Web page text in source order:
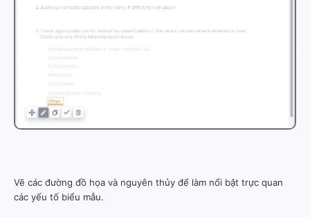
Vẽ các đường đồ họa và nguyên thủy để làm nổi bật trực quan
các yếu tố biểu mẫu.